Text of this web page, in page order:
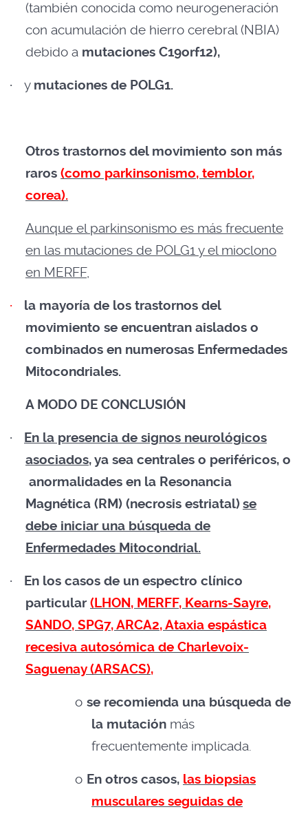
(también conocida como neurogeneración
con acumulación de hierro cerebral (NBIA)
debido a mutaciones C19orf12),
· y mutaciones de POLG1.
Otros trastornos del movimiento son más
raros (como parkinsonismo, temblor,
corea).
Aunque el parkinsonismo es más frecuente
en las mutaciones de POLG1 y el mioclono
en MERFF,
·
la mayoría de los trastornos del
movimiento se encuentran aislados o
combinados en numerosas Enfermedades
Mitocondriales.
A MODO DE CONCLUSIÓN
·
En la presencia de signos neurológicos
asociados, ya sea centrales o periféricos, o
anormalidades en la Resonancia
Magnética (RM) (necrosis estriatal)se
debe iniciar una búsqueda de
Enfermedades Mitocondrial.
·
En los casos de un espectro clínico
particular (LHON, MERFF, Kearns-Sayre,
SANDO, SPG7, ARCA2, Ataxia espástica
recesiva autosómica de Charlevoix-
Saguenay (ARSACS),
o se recomienda una búsqueda de
la mutación más
frecuentemente implicada.
o En otros casos, las biopsias
musculares seguidas de